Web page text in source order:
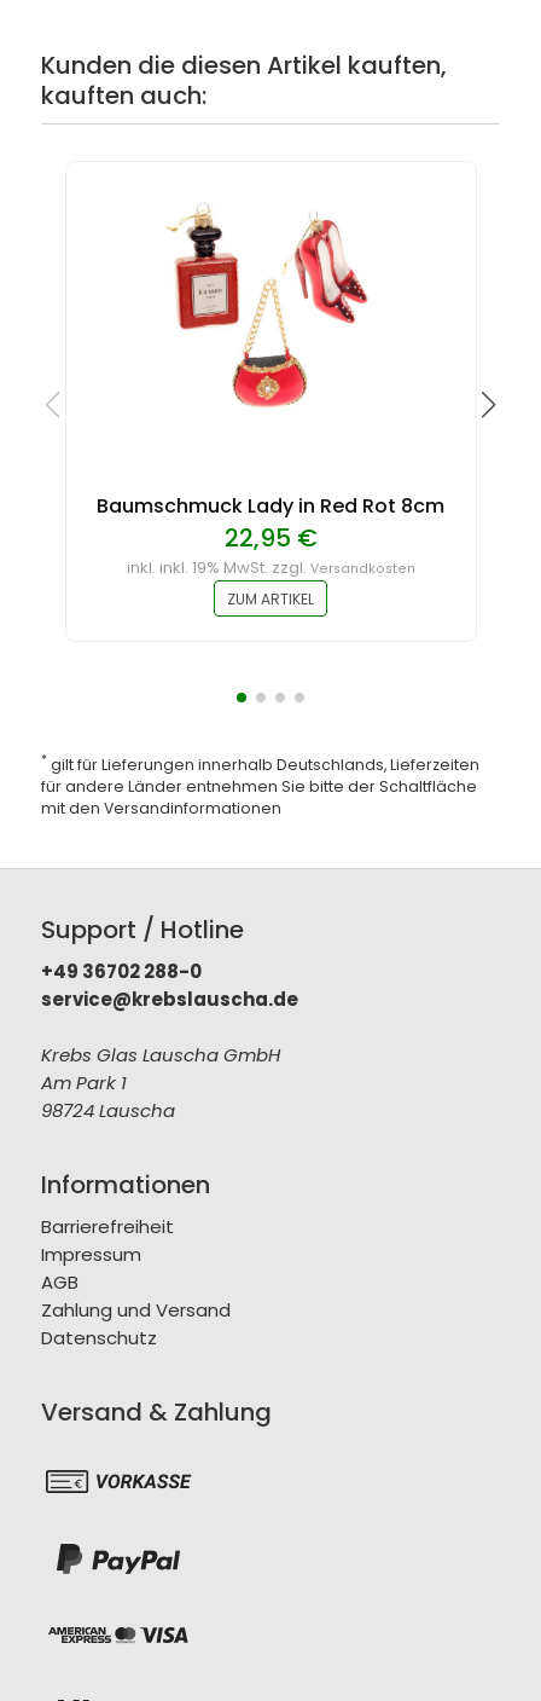
Kunden die diesen Artikel kauften,
kauften auch:
Baumschmuck Lady in Red Rot 8cm
22,95 €
inkl. inkl. 19% MwSt. zzgl. Versandkosten
ZUM ARTIKEL
*gilt für Lieferungen innerhalb Deutschlands, Lieferzeiten
für andere Länder entnehmen Sie bitte der Schaltfläche
mit den Versandinformationen
Support / Hotline
+49 36702 288-0
service@krebslauscha.de
Krebs Glas Lauscha GmbH
Am Park 1
98724 Lauscha
Informationen
Barrierefreiheit
Impressum
AGB
Zahlung und Versand
Datenschutz
Versand & Zahlung